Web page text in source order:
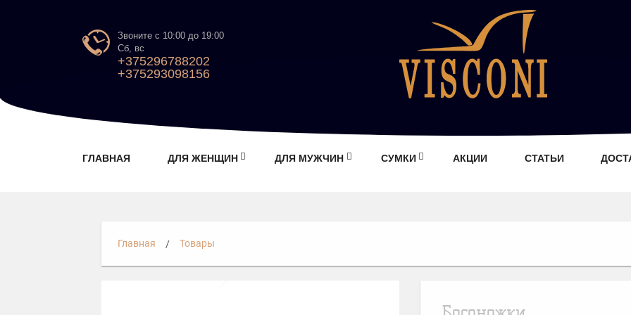
Звоните с 10:00 до 19:00
Сб, вс
+375296788202
+375293098156
ГЛАВНАЯ ДЛЯ ЖЕНЩИН ДЛЯ МУЖЧИН СУМКИ АКЦИИ СТАТЬИ
Главная Товары